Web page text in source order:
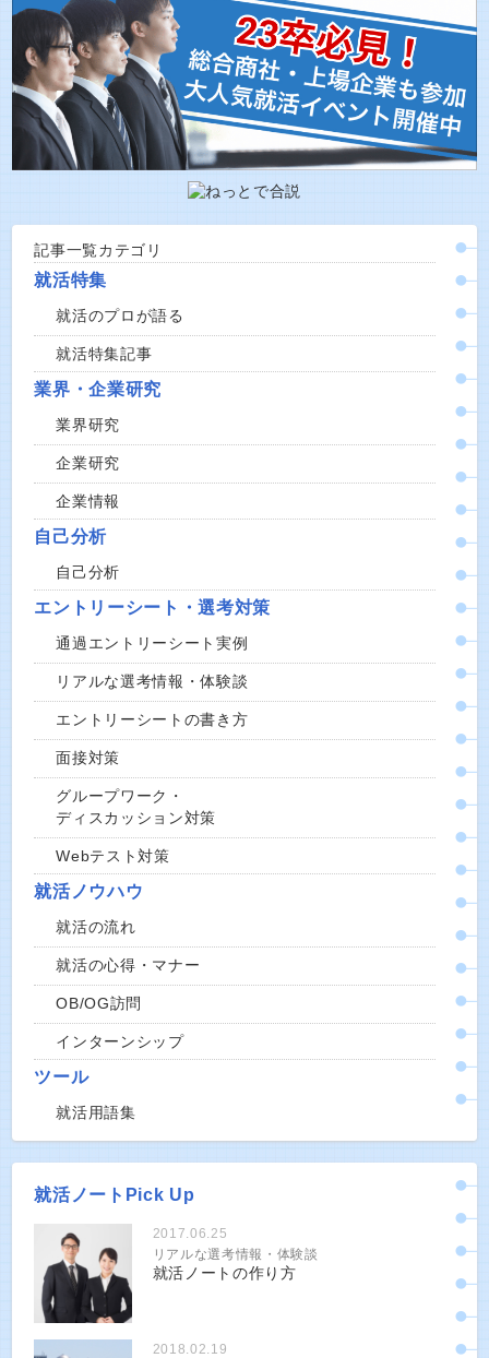
記事一覧カテゴリ
就活特集
就活のプロが語る
就活特集記事
業界・企業研究
業界研究
企業研究
企業情報
自己分析
自己分析
エントリーシート・選考対策
通過エントリーシート実例
リアルな選考情報・体験談
エントリーシートの書き方
面接対策
グループワーク・
ディスカッション対策
Webテスト対策
就活ノウハウ
就活の流れ
就活の心得・マナー
OB/OG訪問
インターンシップ
ツール
就活用語集
就活ノートPick Up
2017.06.25
リアルな選考情報・体験談
就活ノートの作り方
2018.02.19